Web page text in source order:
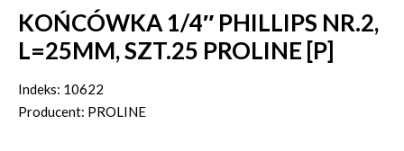
KOŃCÓWKA 1/4″ PHILLIPS NR.2,
L=25MM, SZT.25 PROLINE [P]
Indeks: 10622
Producent: PROLINE